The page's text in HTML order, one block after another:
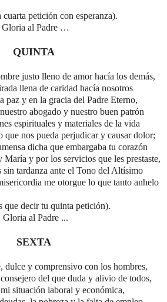
cuarta petición con esperanza).
Gloria al Padre …
QUINTA
justo lleno de amor hacía los demás,
llena de caridad hacía nosotros
paz y en la gracia del Padre Eterno,
abogado y nuestro buen patrón
espirituales y materiales de la vida
que nos pueda perjudicar y causar dolor;
dicha que embargaba tu corazón
María y por los servicios que les prestaste,
sin tardanza ante el Tono del Altísimo
me otorgue lo que tanto anhelo
que decir tu quinta petición).
Gloria al Padre ...
SEXTA
dulce y comprensivo con los hombres,
del que duda y alivio de todos,
situación laboral y económica,